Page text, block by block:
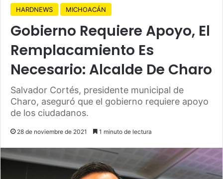
HARDNEWS MICHOACÁN
Gobierno Requiere Apoyo, El
Remplacamiento Es
Necesario: Alcalde De Charo
Salvador Cortés, presidente municipal de
Charo, aseguró que el gobierno requiere apoyo
de los ciudadanos.
28 de noviembre de 2021 1 minuto de lectura